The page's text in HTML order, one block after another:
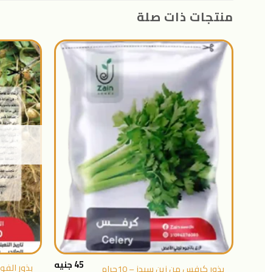
منتجات ذات صلة
+
بذور كرفس من زين سيدز – 10جرام 45جنيه